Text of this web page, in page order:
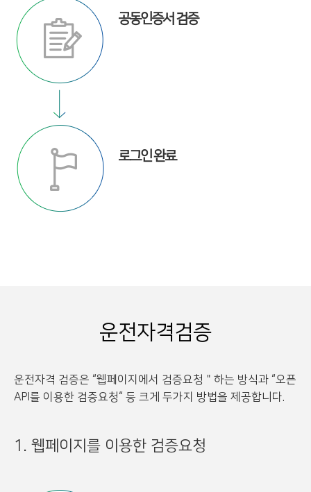
공동인증서 검증
로그인 완료
운전자격검증
운전자격 검증은 “웹페이지에서 검증요청＂하는 방식과 “오픈
API를 이용한 검증요청“ 등 크게 두가지 방법을 제공합니다.
1. 웹페이지를 이용한 검증요청